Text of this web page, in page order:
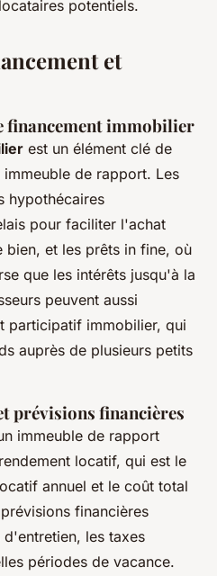
potentiels.
et
financement immobilier
est un élément clé de
de rapport. Les
hypothécaires
pour faciliter l'achat
bien, et les prêts in fine, où
que les intérêts jusqu'à la
peuvent aussi
participatif immobilier, qui
auprès de plusieurs petits
prévisions financières
immeuble de rapport
locatif, qui est le
annuel et le coût total
financières
les taxes
périodes de vacance.